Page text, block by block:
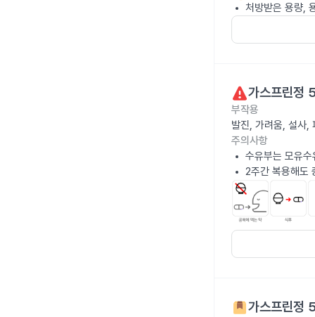
처방받은 용량,
가스프린정
부작용
발진, 가려움, 설사,
주의사항
수유부는 모유
2주간 복용해도
가스프린정